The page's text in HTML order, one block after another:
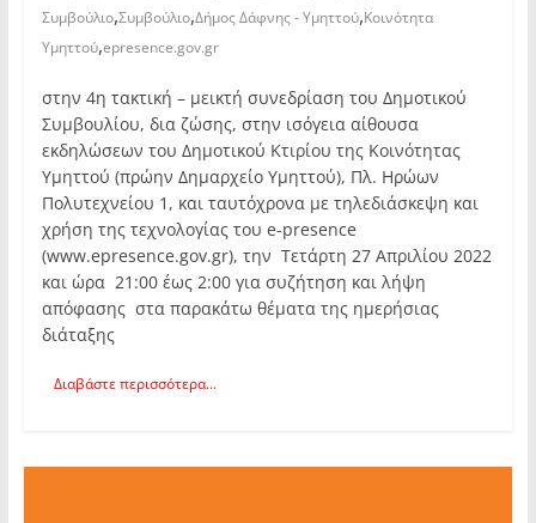
Συμβούλιο,Συμβούλιο,Δήμος Δάφνης - Υμηττού,Κοινότητα
Υμηττού,epresence.gov.gr
στην 4η τακτική – μεικτή συνεδρίαση του Δημοτικού
Συμβουλίου, δια ζώσης, στην ισόγεια αίθουσα
εκδηλώσεων του Δημοτικού Κτιρίου της Κοινότητας
Υμηττού (πρώην Δημαρχείο Υμηττού), Πλ. Ηρώων
Πολυτεχνείου 1, και ταυτόχρονα με τηλεδιάσκεψη και
χρήση της τεχνολογίας του e-presence
(www.epresence.gov.gr), την Τετάρτη 27 Απριλίου 2022
και ώρα 21:00 έως 2:00 για συζήτηση και λήψη
απόφασης στα παρακάτω θέματα της ημερήσιας
διάταξης
Διαβάστε περισσότερα...